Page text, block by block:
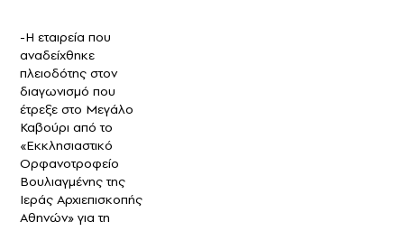
-Η εταιρεία που
αναδείχθηκε
πλειοδότης στον
διαγωνισμό που
έτρεξε στο Μεγάλο
Καβούρι από το
«Εκκλησιαστικό
Ορφανοτροφείο
Βουλιαγμένης της
Ιεράς Αρχιεπισκοπής
Αθηνών» για τη